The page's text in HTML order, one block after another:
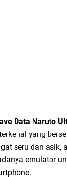
Data Naruto
yang
seru dan asik,
emulator